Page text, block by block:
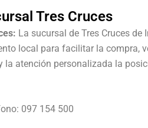
Tres Cruces
La sucursal de Tres Cruces de
local para facilitar la compra,
atención personalizada la
097 154 500